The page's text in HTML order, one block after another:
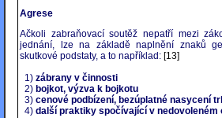
Agrese
Ačkoli zabraňovací soutěž nepatří mezi
jednání, lze na základě naplnění znaků
skutkové podstaty, a to například: [13]
1) zábrany v činnosti
2) bojkot, výzva k bojkotu
3) cenové podbízení, bezúplatné nasycení
4) další praktiky spočívající v nedovoleném